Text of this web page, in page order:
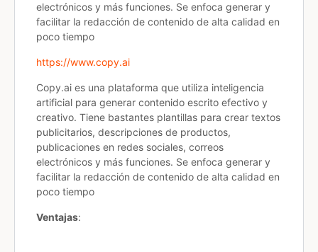
electrónicos y más funciones. Se enfoca generar y
facilitar la redacción de contenido de alta calidad en
poco tiempo
https://www.copy.ai
Copy.ai es una plataforma que utiliza inteligencia
artificial para generar contenido escrito efectivo y
creativo. Tiene bastantes plantillas para crear textos
publicitarios, descripciones de productos,
publicaciones en redes sociales, correos
electrónicos y más funciones. Se enfoca generar y
facilitar la redacción de contenido de alta calidad en
poco tiempo
Ventajas: